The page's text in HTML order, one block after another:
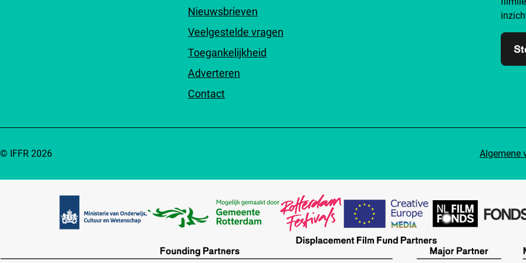
Nieuwsbrieven
Veelgestelde vragen
Toegankelijkheid
Adverteren
Contact
Algemene
© IFFR 2026